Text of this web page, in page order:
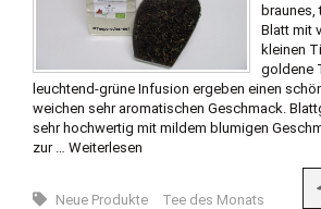
braunes,
Blatt mit
kleinen
goldene
leuchtend-grüne Infusion ergeben einen
weichen sehr aromatischen Geschmack.
sehr hochwertig mit mildem blumigen
zur … Weiterlesen
Neue Produkte Tee des Monats